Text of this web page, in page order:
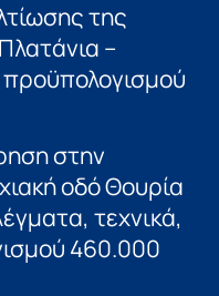
της
–
στην
οδό Θουρία
τεχνικά,
460.000